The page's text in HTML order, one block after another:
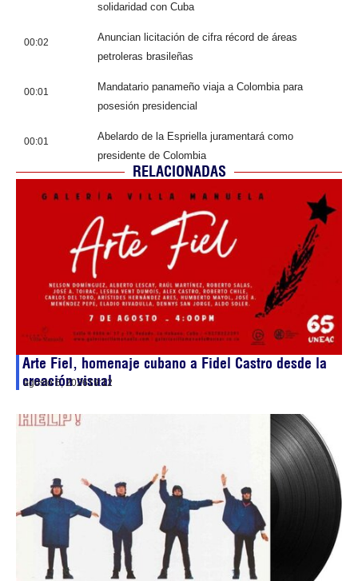
solidaridad con Cuba
00:02
Anuncian licitación de cifra récord de áreas
petroleras brasileñas
00:01
Mandatario panameño viaja a Colombia para
posesión presidencial
00:01
Abelardo de la Espriella juramentará como
presidente de Colombia
RELACIONADAS
Arte Fiel, homenaje cubano a Fidel Castro desde la
creación visual
agosto 6, 202619:12